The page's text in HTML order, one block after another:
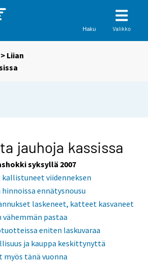
Haku Valikko
> Liian
jauhoja kassissa
syksyllä 2007
viidenneksen
ennätysnousu
laskeneet, katteet kasvaneet
pastaa
eniten laskuvaraa
ja kauppa keskittynyttä
myös tänä vuonna